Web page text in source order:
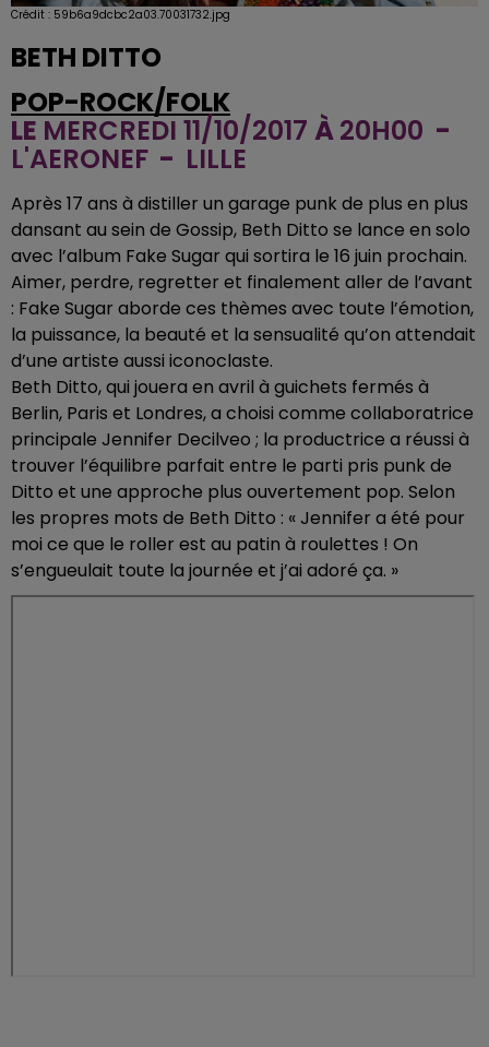
Crédit : 59b6a9dcbc2a03.70031732.jpg
BETH DITTO
POP-ROCK/FOLK
LE MERCREDI 11/10/2017 À20H00 -
L'AERONEF - LILLE
Après 17 ans à distiller un garage punk de plus en plus
dansant au sein de Gossip, Beth Ditto se lance en solo
avec l’album Fake Sugar qui sortira le 16 juin prochain.
Aimer, perdre, regretter et finalement aller de l’avant
: Fake Sugar aborde ces thèmes avec toute l’émotion,
la puissance, la beauté et la sensualité qu’on attendait
d’une artiste aussi iconoclaste.
Beth Ditto, qui jouera en avril à guichets fermés à
Berlin, Paris et Londres, a choisi comme collaboratrice
principale Jennifer Decilveo ; la productrice a réussi à
trouver l’équilibre parfait entre le parti pris punk de
Ditto et une approche plus ouvertement pop. Selon
les propres mots de Beth Ditto : « Jennifer a été pour
moi ce que le roller est au patin à roulettes ! On
s’engueulait toute la journée et j’ai adoré ça. »